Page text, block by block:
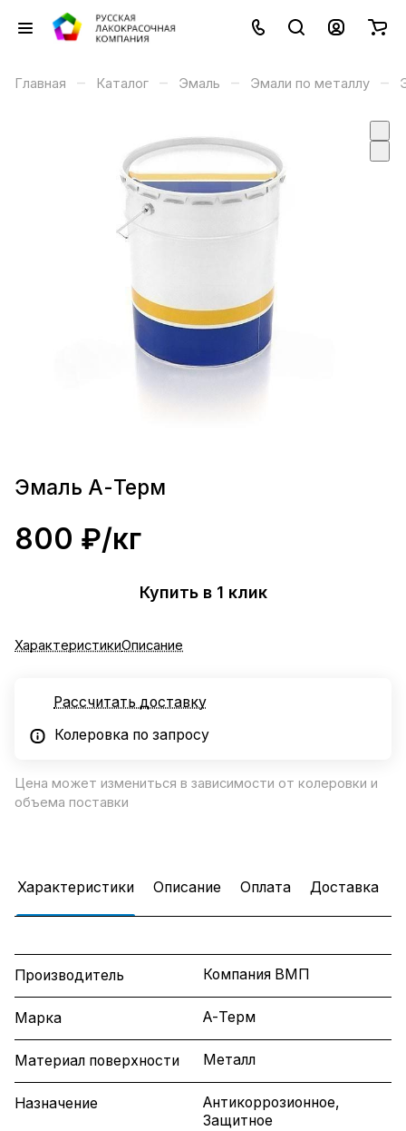
Главная – Каталог – Эмаль – Эмали по металлу –
Эмаль А-Терм
800 ₽/кг
Купить в 1 клик
ХарактеристикиОписание
Рассчитать доставку
Колеровка по запросу
Цена может измениться в зависимости от колеровки и
объема поставки
Характеристики Описание Оплата Доставка
Производитель Компания ВМП
Марка А-Терм
Материал поверхности Металл
Назначение
Антикоррозионное,
Защитное